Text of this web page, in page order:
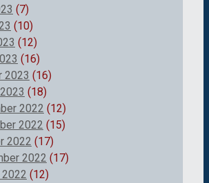
(7)
(10)
(12)
(16)
2023 (16)
(18)
2022 (12)
2022 (15)
2022 (17)
2022 (17)
(12)